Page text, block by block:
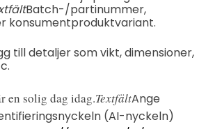
Batch-/partinummer,
konsumentproduktvariant.
till detaljer som vikt, dimensioner,
en solig dag idag.TextfältAnge
(AI-nyckeln)